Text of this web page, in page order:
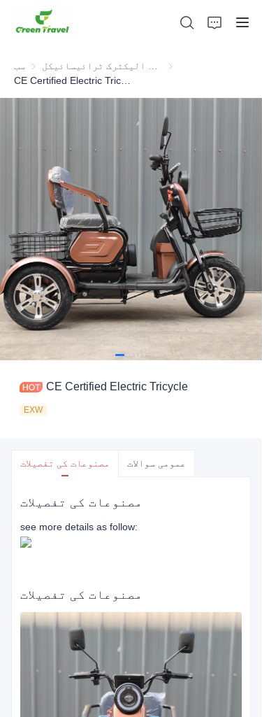
سب
CE Certified Electric Tricycle
EXW
مصنوعات کی تفصیلات عمومی سوالات
مصنوعات کی تفصیلات
see more details as follow:
مصنوعات کی تفصیلات
ہمارے بارے میں
خبریں اور تعاون کے معاملات
مینوفیکچرنگ اڈے اور عمل
حمایت